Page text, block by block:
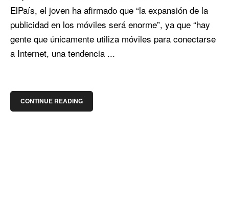
ElPaís, el joven ha afirmado que “la expansión de la
publicidad en los móviles será enorme”, ya que “hay
gente que únicamente utiliza móviles para conectarse
a Internet, una tendencia ...
CONTINUE READING